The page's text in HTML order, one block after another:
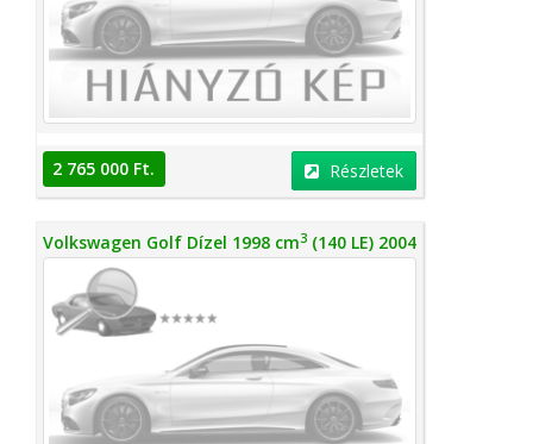
2 765 000 Ft. Részletek
Volkswagen Golf Dízel 1998 cm3 (140 LE) 2004